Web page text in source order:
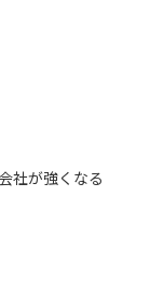
社が強くなる